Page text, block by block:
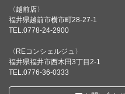
〈越前店〉
福井県越前市横市町28-27-1
TEL.0778-24-2900
〈REコンシェルジュ〉
福井県福井市西木田3丁目2-1
TEL.0776-36-0333